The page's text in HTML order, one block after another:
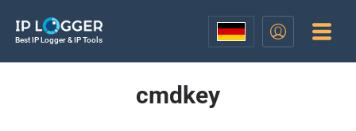
Best IP Logger & IP Tools
cmdkey